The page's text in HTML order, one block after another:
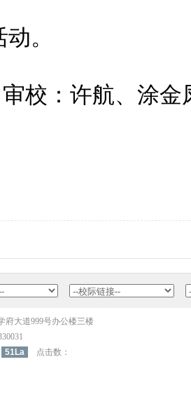
。
审校：许航、涂金
府大道999号办公楼三楼
51La 点击数：